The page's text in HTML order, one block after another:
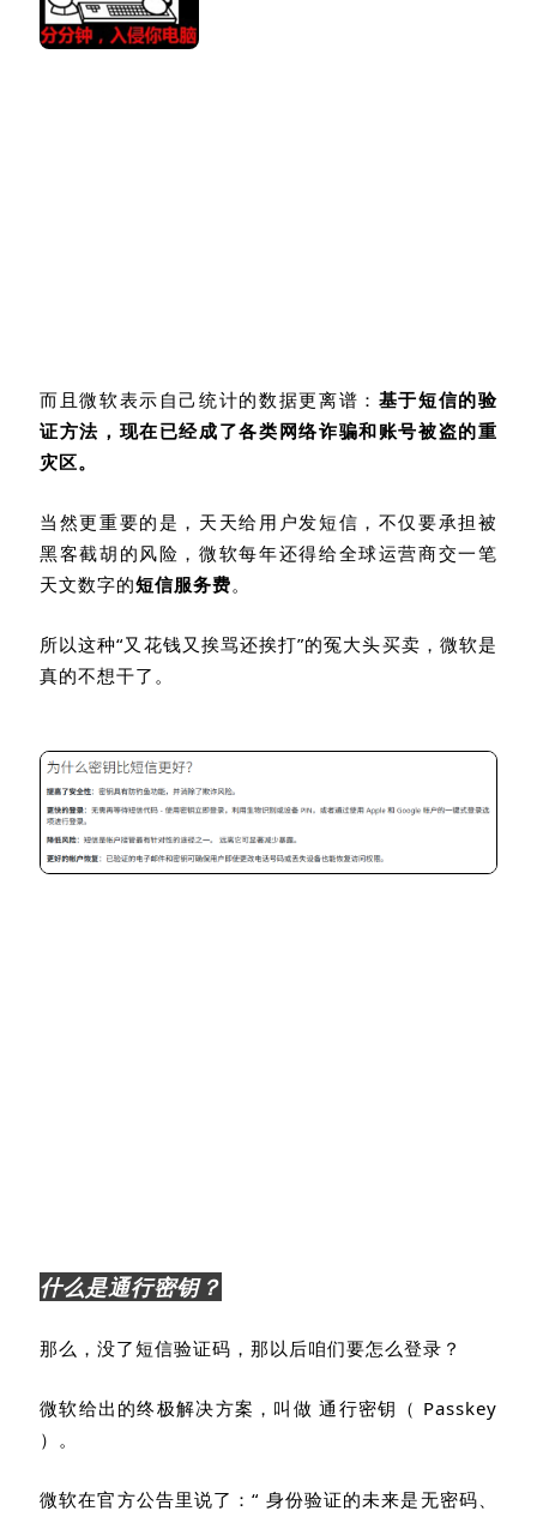
而且微软表示自己统计的数据更离谱： 基于短信的验
证方法，现在已经成了各类网络诈骗和账号被盗的重
灾区。
当然更重要的是，天天给用户发短信，不仅要承担被
黑客截胡的风险，微软每年还得给全球运营商交一笔
天文数字的短信服务费。
所以这种“又花钱又挨骂还挨打”的冤大头买卖，微软是
真的不想干了。
什么是通行密钥？
那么，没了短信验证码，那以后咱们要怎么登录？
微软给出的终极解决方案，叫做通行密钥（ Passkey
） 。
微软在官方公告里说了：“ 身份验证的未来是无密码、